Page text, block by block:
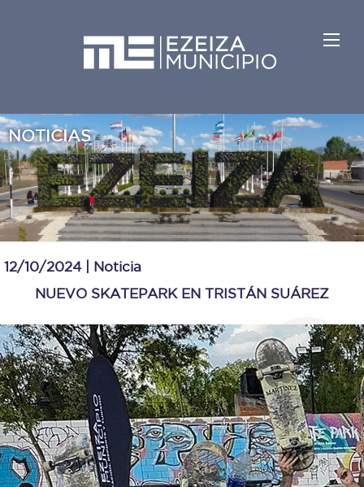
NOTICIAS
12/10/2024 |
Noticia
NUEVO SKATEPARK EN TRISTÁN SUÁREZ